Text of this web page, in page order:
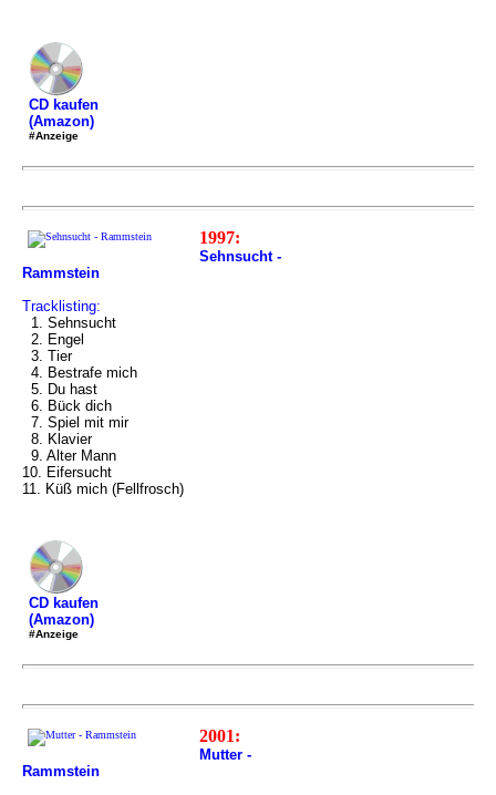
CD kaufen
(Amazon)
#Anzeige
1997:
Sehnsucht -
Rammstein
Tracklisting:
1. Sehnsucht
2. Engel
3. Tier
4. Bestrafe mich
5. Du hast
6. Bück dich
7. Spiel mit mir
8. Klavier
9. Alter Mann
10. Eifersucht
11. Küß mich (Fellfrosch)
CD kaufen
(Amazon)
#Anzeige
2001:
Mutter -
Rammstein